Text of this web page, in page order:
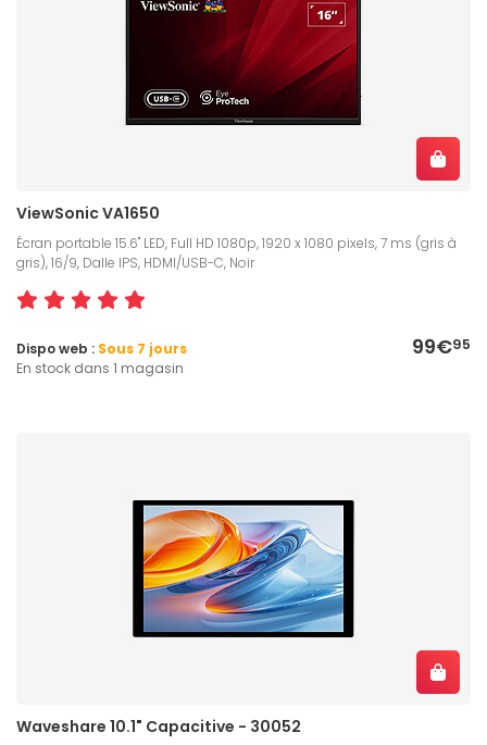
ViewSonic VA1650
Écran portable 15.6" LED, Full HD 1080p, 1920 x 1080 pixels, 7 ms (gris à
gris), 16/9, Dalle IPS, HDMI/USB-C, Noir
99€95
Dispo web : Sous 7 jours
En stock dans 1 magasin
Waveshare 10.1" Capacitive - 30052